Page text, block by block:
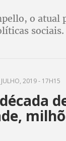
o
2019 - 17H15